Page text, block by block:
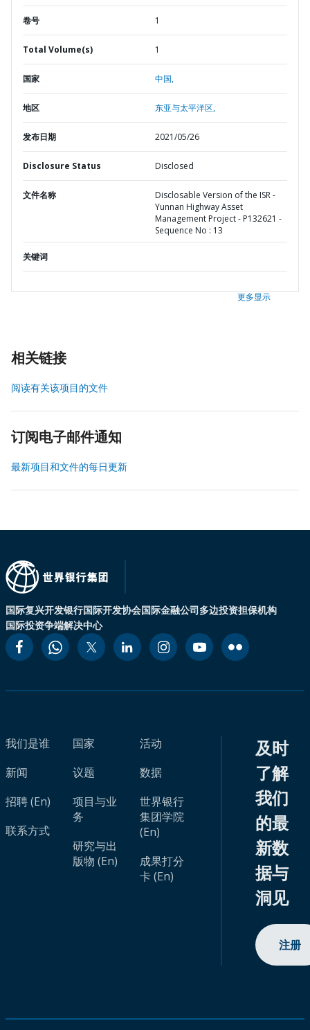
卷号 1
Total Volume(s) 1
国家 中国,
地区 东亚与太平洋区,
发布日期 2021/05/26
Disclosure Status Disclosed
文件名称
Disclosable Version of the ISR -
Yunnan Highway Asset
Management Project - P132621 -
Sequence No : 13
关键词
更多显示
相关链接
阅读有关该项目的文件
订阅电子邮件通知
最新项目和文件的每日更新
国际复兴开发银行国际开发协会国际金融公司多边投资担保机构
国际投资争端解决中心
我们是谁
新闻
招聘 (En)
联系方式
国家
议题
项目与业
务
研究与出
版物 (En)
活动
数据
世界银行
集团学院
(En)
成果打分
卡 (En)
及时
了解
我们
的最
新数
据与
洞见
注册